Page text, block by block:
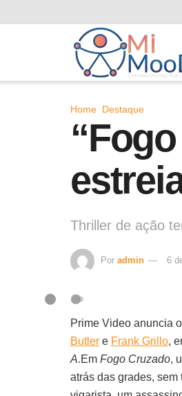
Home Destaque
Thriller de ação
Por admin 6
Prime Video anuncia
Butler e Frank Grillo,
A.Em Fogo Cruzado,
atrás das grades,